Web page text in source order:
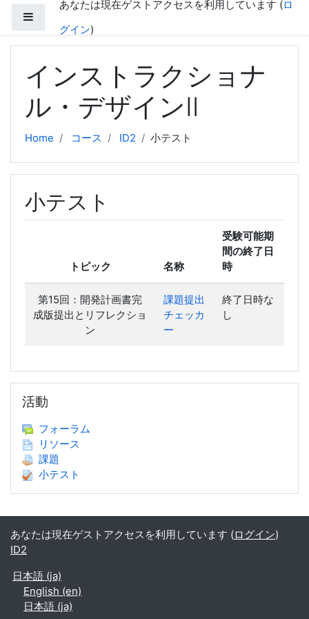
メインコンテンツへスキップする
あなたは現在ゲストアクセスを利用しています (ロ
グイン)
インストラクショナ
ル・デザインⅡ
Home コース ID2 小テスト
小テスト
トピック 名称
受験可能期
間の終了日
時
第15回：開発計画書完
成版提出とリフレクショ
ン
課題提出
チェッカ
ー
終了日時な
し
活動
フォーラム
リソース
課題
小テスト
あなたは現在ゲストアクセスを利用しています (ログイン)
ID2
日本語 ‎(ja)‎
English ‎(en)‎
日本語 ‎(ja)‎